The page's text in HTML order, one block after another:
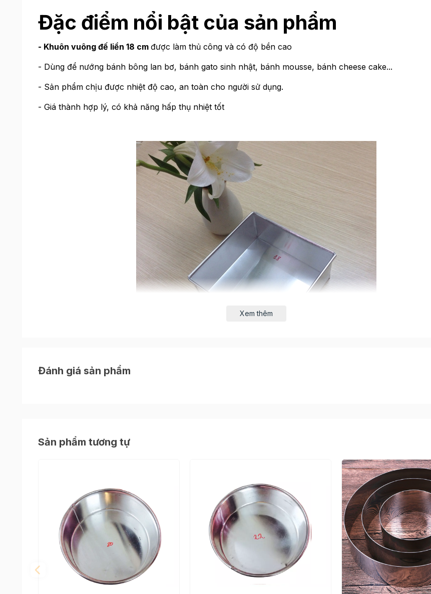
Đặc điểm nổi bật của sản phẩm
- Khuôn vuông đế liền 18 cm được làm thủ công và có độ bền cao
- Dùng để nướng bánh bông lan bơ, bánh gato sinh nhật, bánh mousse, bánh cheese cake...
- Sản phẩm chịu được nhiệt độ cao, an toàn cho người sử dụng.
- Giá thành hợp lý, có khả năng hấp thụ nhiệt tốt
Chất liệu:Nhôm gia công, bền, an toàn
- Kiểm tra kích thước của lò nướng trước khi mua khuôn bạn nhé
- Khuôn nhôm gia công khi sử dụng xong bạn nên ngâm khuôn với xà phòng, sau đó dùng khăn
rửa khuôn. Tránh dùng cọ kim loại trà xát sẽ gây xước khuôn.
- Chất liệu nhôm không có khả năng chống dính nên trước khi nướng bánh bạn có thể dùng dầu ăn
trà lên đáy và thành khuôn giúp lấy bánh ra khỏi khuôn dễ dàng hơn. Đây cũng là một ưu điểm của
banahs vì tỉ lệ bám thành khuôn của bánh sẽ cao hơn những loại khuôn chống dính khác.
Xem thêm
Đánh giá sản phẩm
Sản phẩm tương tự